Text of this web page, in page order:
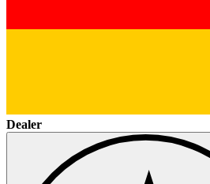
Dealer